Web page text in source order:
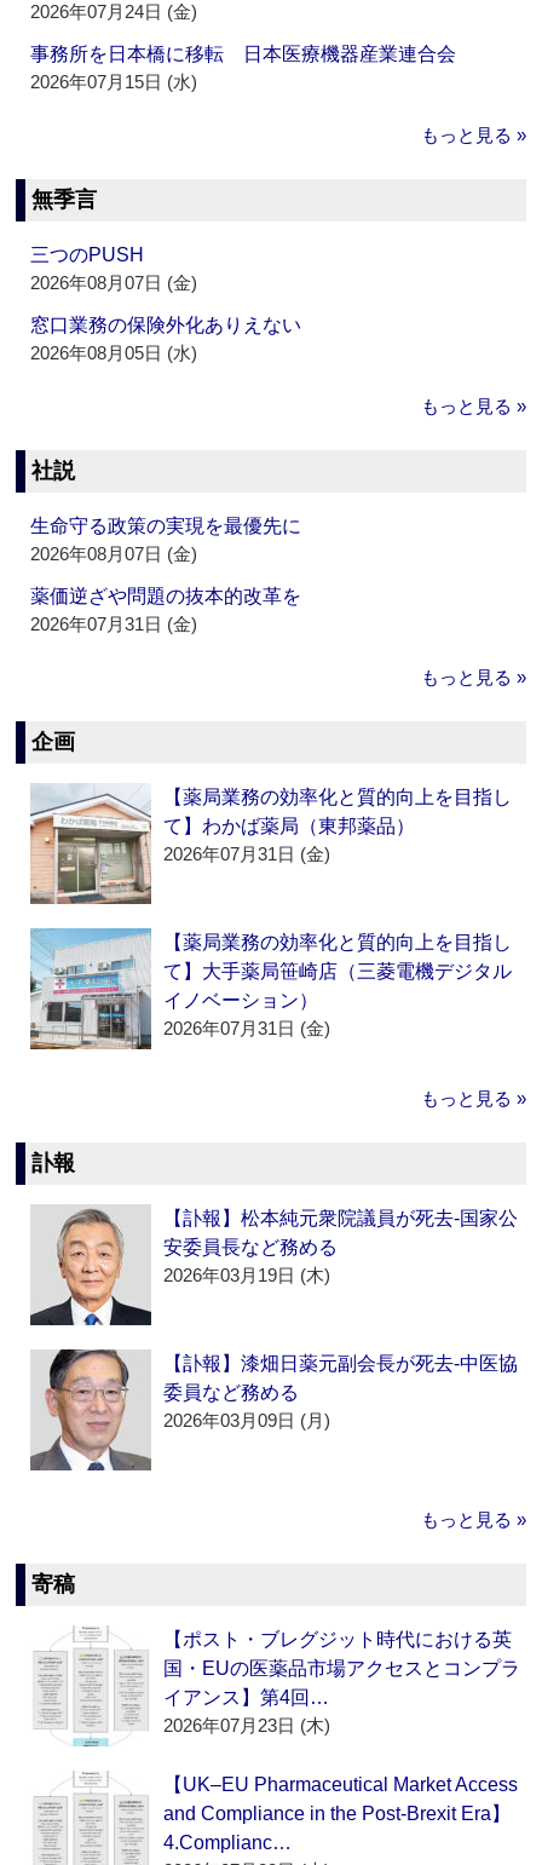
2026年07月24日 (金)
事務所を日本橋に移転 日本医療機器産業連合会
2026年07月15日 (水)
もっと見る »
無季言
三つのPUSH
2026年08月07日 (金)
窓口業務の保険外化ありえない
2026年08月05日 (水)
もっと見る »
社説
生命守る政策の実現を最優先に
2026年08月07日 (金)
薬価逆ざや問題の抜本的改革を
2026年07月31日 (金)
もっと見る »
企画
【薬局業務の効率化と質的向上を目指し
て】わかば薬局（東邦薬品）
2026年07月31日 (金)
【薬局業務の効率化と質的向上を目指し
て】大手薬局笹崎店（三菱電機デジタル
イノベーション）
2026年07月31日 (金)
もっと見る »
訃報
【訃報】松本純元衆院議員が死去‐国家公
安委員長など務める
2026年03月19日 (木)
【訃報】漆畑日薬元副会長が死去‐中医協
委員など務める
2026年03月09日 (月)
もっと見る »
寄稿
【ポスト・ブレグジット時代における英
国・EUの医薬品市場アクセスとコンプラ
イアンス】第4回…
2026年07月23日 (木)
【UK–EU Pharmaceutical Market Access
and Compliance in the Post-Brexit Era】
4.Complianc…